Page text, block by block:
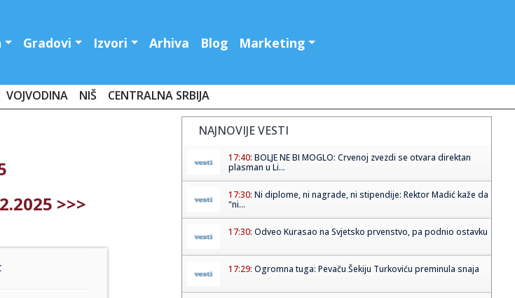
Gradovi Izvori Arhiva Blog Marketing
VOJVODINA NIŠ CENTRALNA SRBIJA
>>>
NAJNOVIJE VESTI
17:40: BOLJE NE BI MOGLO: Crvenoj zvezdi se otvara direktan
plasman u Li...
17:30: Ni diplome, ni nagrade, ni stipendije: Rektor Madić kaže da
"ni...
17:30: Odveo Kurasao na Svjetsko prvenstvo, pa podnio ostavku
17:29: Ogromna tuga: Pevaču Šekiju Turkoviću preminula snaja